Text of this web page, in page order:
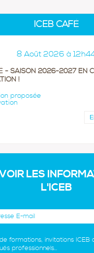
ICEB CAFÉ
8 Août 2026 à
- SAISON 2026-2027 EN
!
proposée
LES
L'ICEB
formations, invitations ICEB
professionnels...